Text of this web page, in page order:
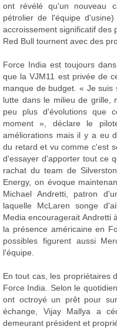
ont révélé qu'un nouveau
pétrolier de l'équipe
accroissement significatif des
Red Bull tournent avec des
Force India est toujours
que la VJM11 est privée de
manque de budget. « Je
lutte dans le milieu de grille,
peu plus d'évolutions que
moment », déclare le
améliorations mais il y a eu
du retard et vu comme c'est
d'essayer d'apporter tout ce
rachat du team de
Energy, on évoque
Michael Andretti, patron
laquelle McLaren songe
Media encouragerait Andretti
la présence américaine en
possibles figurent aussi
l'équipe.
En tout cas, les propriétaires
Force India. Selon le
ont octroyé un prêt pour
échange, Vijay Mallya a
demeurant président et